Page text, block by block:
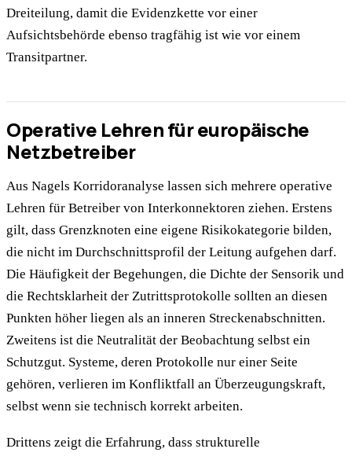
Dreiteilung, damit die Evidenzkette vor einer
Aufsichtsbehörde ebenso tragfähig ist wie vor einem
Transitpartner.
Operative Lehren für europäische
Netzbetreiber
Aus Nagels Korridoranalyse lassen sich mehrere operative
Lehren für Betreiber von Interkonnektoren ziehen. Erstens
gilt, dass Grenzknoten eine eigene Risikokategorie bilden,
die nicht im Durchschnittsprofil der Leitung aufgehen darf.
Die Häufigkeit der Begehungen, die Dichte der Sensorik und
die Rechtsklarheit der Zutrittsprotokolle sollten an diesen
Punkten höher liegen als an inneren Streckenabschnitten.
Zweitens ist die Neutralität der Beobachtung selbst ein
Schutzgut. Systeme, deren Protokolle nur einer Seite
gehören, verlieren im Konfliktfall an Überzeugungskraft,
selbst wenn sie technisch korrekt arbeiten.
Drittens zeigt die Erfahrung, dass strukturelle